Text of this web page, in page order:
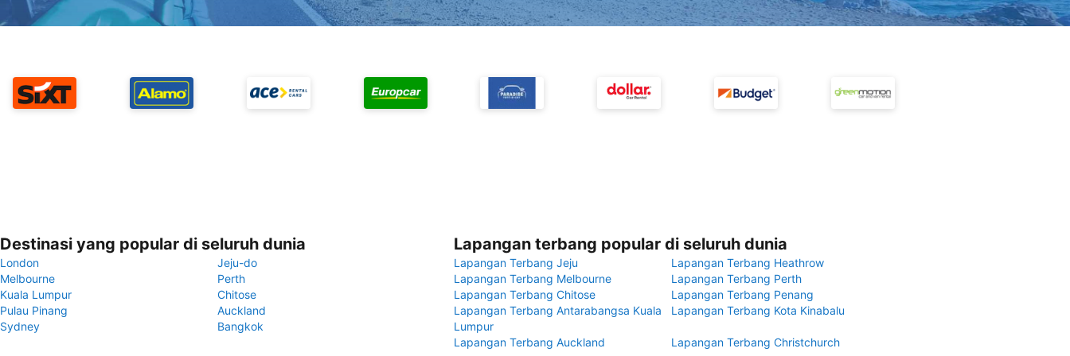
Destinasi yang popular di seluruh dunia
London
Jeju-do
Melbourne
Perth
Kuala Lumpur
Chitose
Pulau Pinang
Auckland
Sydney
Bangkok
Lapangan terbang popular di seluruh dunia
Lapangan Terbang Jeju
Lapangan Terbang Heathrow
Lapangan Terbang Melbourne
Lapangan Terbang Perth
Lapangan Terbang Chitose
Lapangan Terbang Penang
Lapangan Terbang Antarabangsa Kuala
Lumpur
Lapangan Terbang Kota Kinabalu
Lapangan Terbang Auckland Lapangan Terbang Christchurch